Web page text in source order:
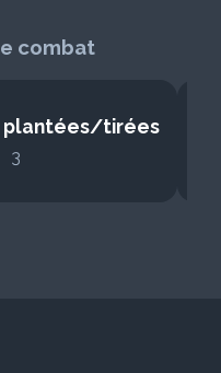
combat
plantées/tirées
3